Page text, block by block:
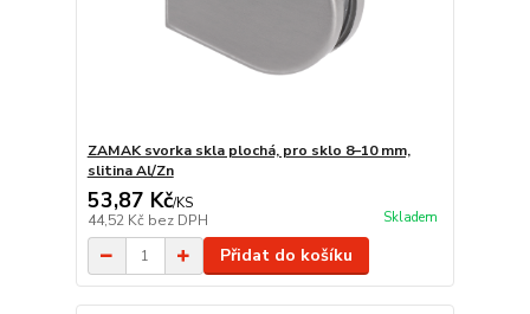
ZAMAK svorka skla plochá, pro sklo 8–10 mm,
slitina Al/Zn
53,87 Kč/KS
44,52 Kč bez DPH Skladem
Přidat do košíku